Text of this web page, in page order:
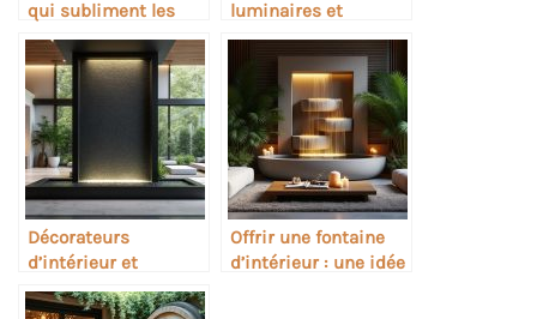
qui subliment les
cascades de jardin
luminaires et
sculptures dans une
fontaine
Décorateurs
d’intérieur et
fontaines design :
tendances 2025
Offrir une fontaine
d’intérieur : une idée